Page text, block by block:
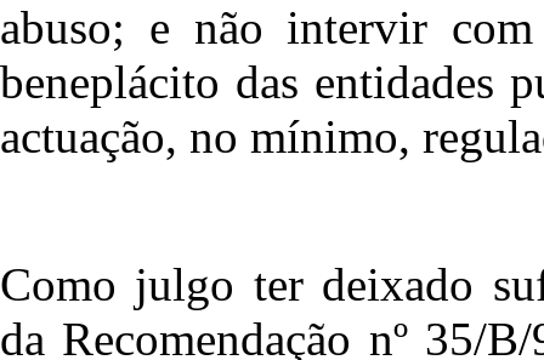
abuso; e não intervir
beneplácito das entidades
actuação, no mínimo,
Como julgo ter deixado
da Recomendação nº 35/